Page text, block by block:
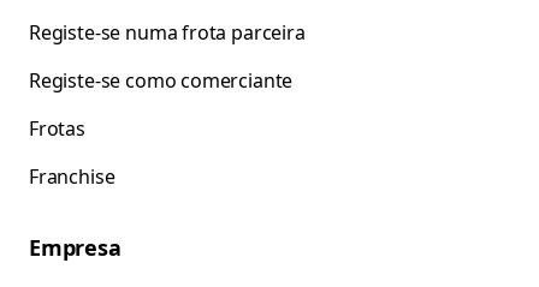
Registe-se numa frota parceira
Registe-se como comerciante
Frotas
Franchise
Empresa